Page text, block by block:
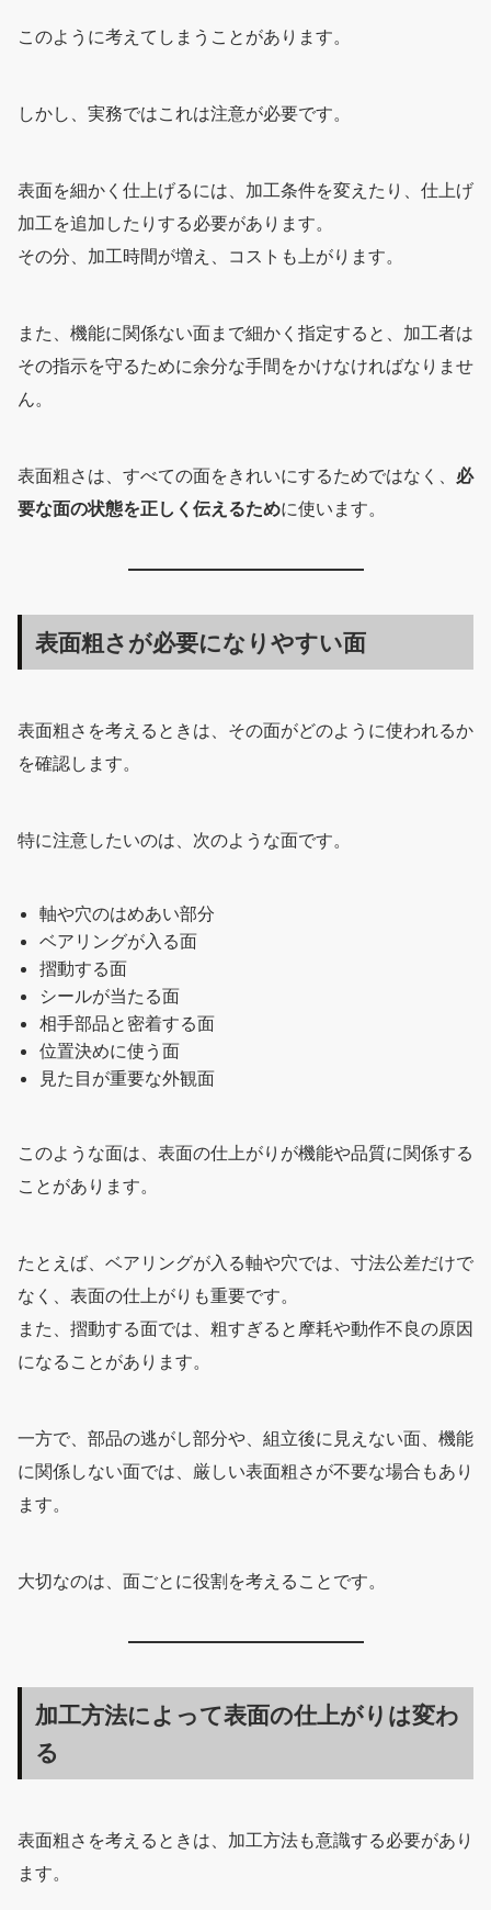
このように考えてしまうことがあります。
しかし、実務ではこれは注意が必要です。
表面を細かく仕上げるには、加工条件を変えたり、仕上げ
加工を追加したりする必要があります。
その分、加工時間が増え、コストも上がります。
また、機能に関係ない面まで細かく指定すると、加工者は
その指示を守るために余分な手間をかけなければなりませ
ん。
表面粗さは、すべての面をきれいにするためではなく、 必
要な面の状態を正しく伝えるために使います。
表面粗さが必要になりやすい面
表面粗さを考えるときは、その面がどのように使われるか
を確認します。
特に注意したいのは、次のような面です。
軸や穴のはめあい部分
ベアリングが入る面
摺動する面
シールが当たる面
相手部品と密着する面
位置決めに使う面
見た目が重要な外観面
このような面は、表面の仕上がりが機能や品質に関係する
ことがあります。
たとえば、ベアリングが入る軸や穴では、寸法公差だけで
なく、表面の仕上がりも重要です。
また、摺動する面では、粗すぎると摩耗や動作不良の原因
になることがあります。
一方で、部品の逃がし部分や、組立後に見えない面、機能
に関係しない面では、厳しい表面粗さが不要な場合もあり
ます。
大切なのは、面ごとに役割を考えることです。
加工方法によって表面の仕上がりは変わ
る
表面粗さを考えるときは、加工方法も意識する必要があり
ます。